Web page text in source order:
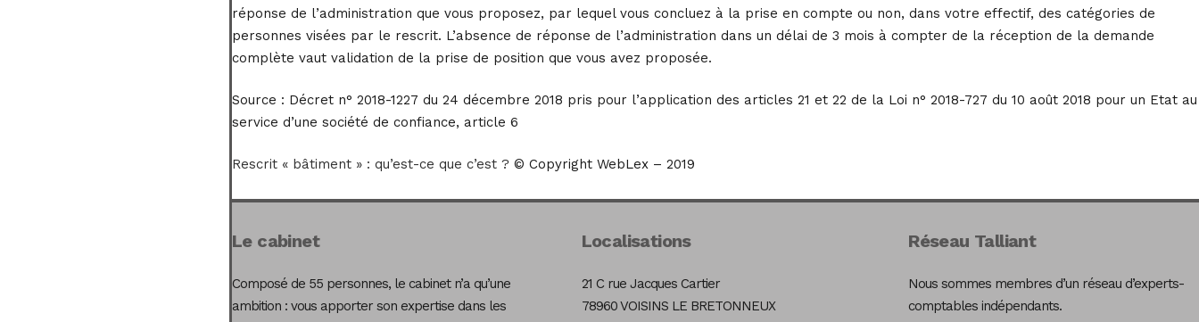
réponse de l’administration que vous proposez, par lequel vous concluez à la prise en compte ou non, dans votre effectif, des catégories de
personnes visées par le rescrit. L’absence de réponse de l’administration dans un délai de 3 mois à compter de la réception de la demande
complète vaut validation de la prise de position que vous avez proposée.
Source : Décret n° 2018-1227 du 24 décembre 2018 pris pour l’application des articles 21 et 22 de la Loi n° 2018-727 du 10 août 2018 pour un Etat au
service d’une société de confiance, article 6
Rescrit « bâtiment » : qu’est-ce que c’est ? © Copyright WebLex – 2019
Le cabinet
Composé de 55 personnes, le cabinet n’a qu’une
ambition : vous apporter son expertise dans les
Localisations
21 C rue Jacques Cartier
78960 VOISINS LE BRETONNEUX
Réseau Talliant
Nous sommes membres d’un réseau d’experts-
comptables indépendants.